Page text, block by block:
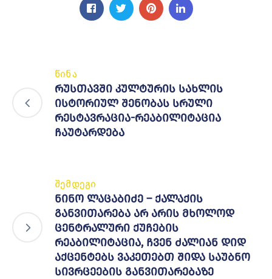
წინა
რუსთავში კულტურის სახლის
ისტორიულ შენობას სრული
რესტავრაცია-რეაბილიტაცია
ჩაუტარდება
შემდეგი
ნინო ლაცაბიძე – ქალაქის
განვითარება არ არის მხოლოდ
ცენტრალური ქუჩების
რეაბილიტაცია, ჩვენ ძალიან დიდ
აქცენტებს ვაკეთებთ შიდა საუბნო
სივრცეების განვითარებაზე